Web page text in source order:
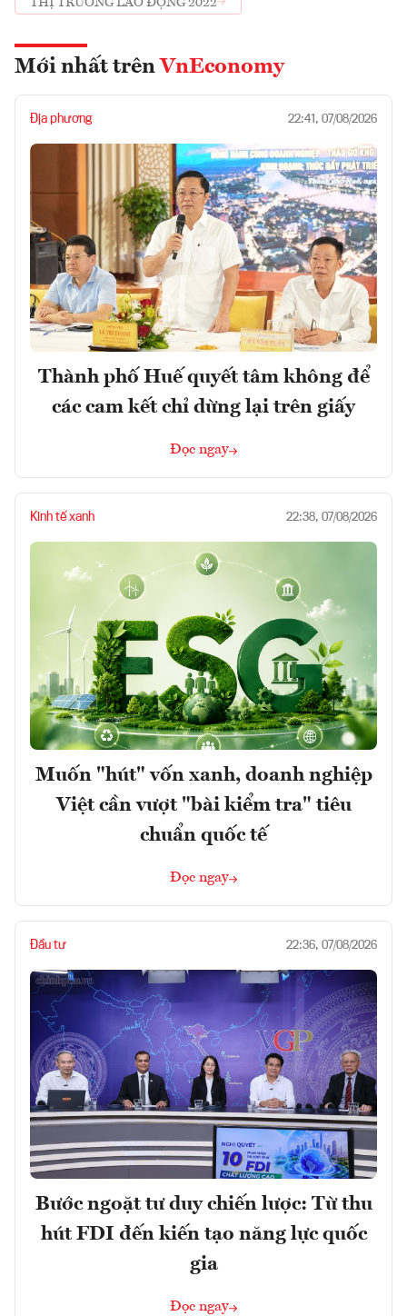
Mới nhất trên VnEconomy
Địa phương 22:41, 07/08/2026
Thành phố Huế quyết tâm không để
các cam kết chỉ dừng lại trên giấy
Đọc ngay
Kinh tế xanh 22:38, 07/08/2026
Muốn "hút" vốn xanh, doanh nghiệp
Việt cần vượt "bài kiểm tra" tiêu
chuẩn quốc tế
Đọc ngay
Đầu tư 22:36, 07/08/2026
Bước ngoặt tư duy chiến lược: Từ thu
hút FDI đến kiến tạo năng lực quốc
gia
Đọc ngay